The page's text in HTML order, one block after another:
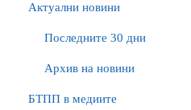
Актуални новини
Последните 30 дни
Архив на новини
БTПП в медиите